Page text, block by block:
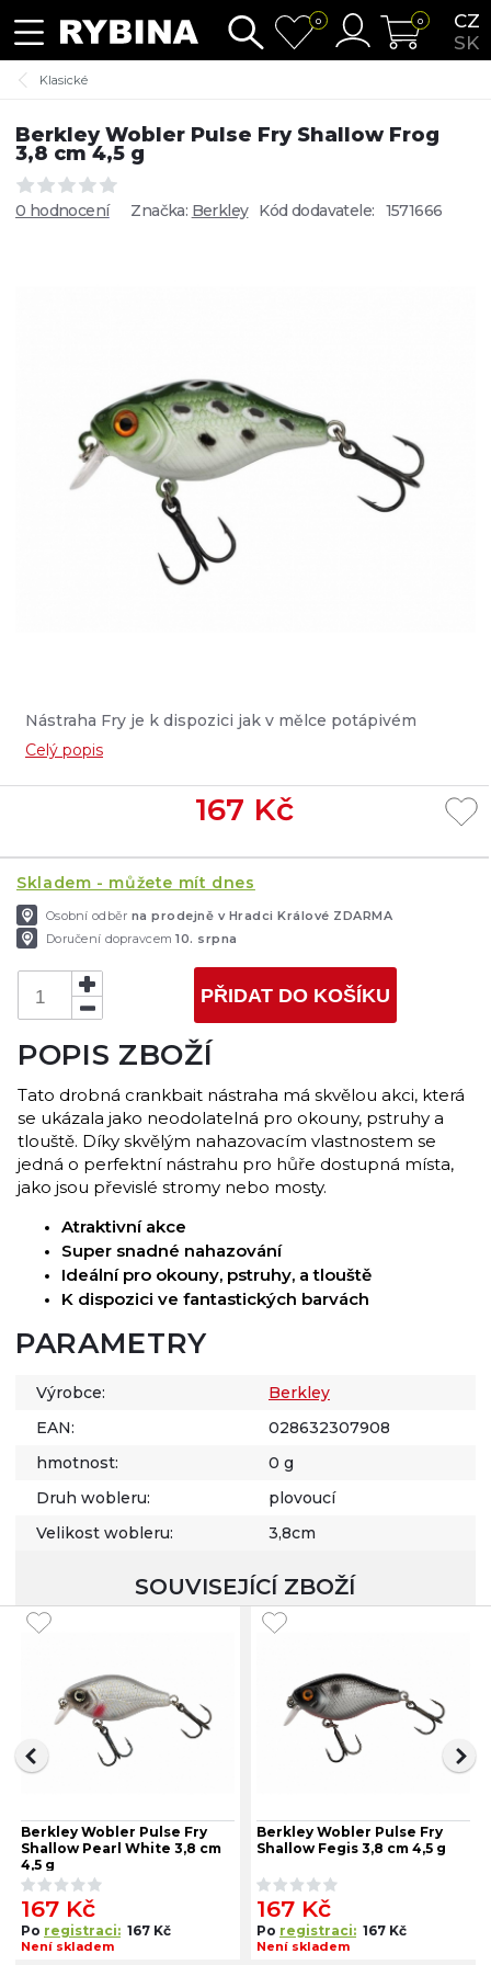
CZ
SK
0 0
Klasické
Berkley Wobler Pulse Fry Shallow Frog
3,8 cm 4,5 g
0 hodnocení Značka: Berkley Kód dodavatele: 1571666
Nástraha Fry je k dispozici jak v mělce potápivém
modelu ta i v hluboko potápivém modelu....
Celý popis
167 Kč
Skladem - můžete mít dnes
Osobní odběr na prodejně v Hradci Králové ZDARMA
Doručení dopravcem10. srpna
PŘIDAT DO KOŠÍKU
POPIS ZBOŽÍ
Tato drobná crankbait nástraha má skvělou akci, která
se ukázala jako neodolatelná pro okouny, pstruhy a
tlouště. Díky skvělým nahazovacím vlastnostem se
jedná o perfektní nástrahu pro hůře dostupná místa,
jako jsou převislé stromy nebo mosty.
Atraktivní akce
Super snadné nahazování
Ideální pro okouny, pstruhy, a tlouště
K dispozici ve fantastických barvách
PARAMETRY
Výrobce:
Berkley
EAN:
028632307908
hmotnost:
0 g
Druh wobleru:
plovoucí
Velikost wobleru:
3,8cm
SOUVISEJÍCÍ ZBOŽÍ
Berkley Wobler Pulse Fry
Shallow Pearl White 3,8 cm
4,5 g
167 Kč
Po registraci: 167 Kč
Není skladem
Berkley Wobler Pulse Fry
Shallow Fegis 3,8 cm 4,5 g
167 Kč
Po registraci: 167 Kč
Není skladem